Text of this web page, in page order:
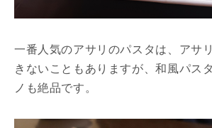
一番人気のアサリのパスタは、アサ
きないこともありますが、和風パス
ノも絶品です。